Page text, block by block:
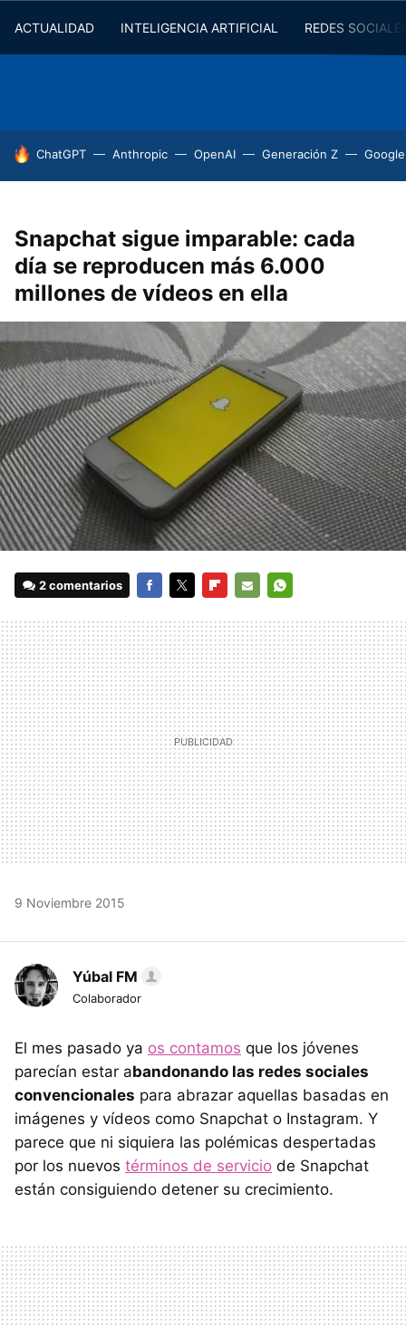
ACTUALIDAD INTELIGENCIA ARTIFICIAL REDES
HOY SE HABLA DE
ChatGPT Anthropic OpenAI Generación Z
Snapchat sigue imparable: cada
día se reproducen más 6.000
millones de vídeos en ella
2 comentarios
MAIL
9 Noviembre 2015
Yúbal FM
Colaborador
El mes pasado ya os contamos que los jóvenes
parecían estar abandonando las redes sociales
convencionales para abrazar aquellas basadas en
imágenes y vídeos como Snapchat o Instagram. Y
parece que ni siquiera las polémicas despertadas
por los nuevos términos de servicio de Snapchat
están consiguiendo detener su crecimiento.